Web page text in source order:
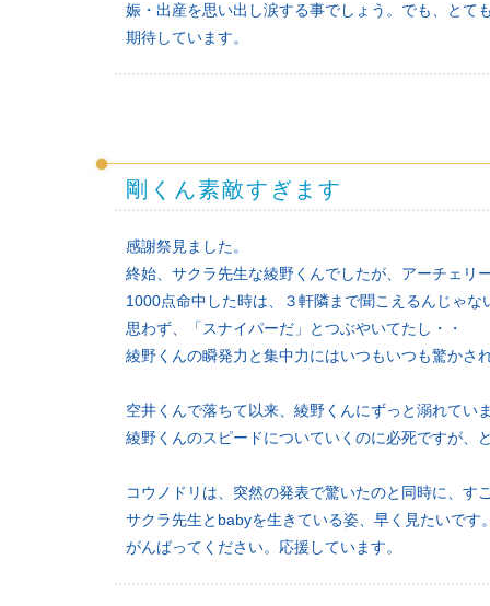
娠・出産を思い出し涙する事でしょう。でも、とて
期待しています。
剛くん素敵すぎます
感謝祭見ました。
終始、サクラ先生な綾野くんでしたが、アーチェリ
1000点命中した時は、３軒隣まで聞こえるんじゃ
思わず、「スナイパーだ」とつぶやいてたし・・
綾野くんの瞬発力と集中力にはいつもいつも驚かさ
空井くんで落ちて以来、綾野くんにずっと溺れてい
綾野くんのスピードについていくのに必死ですが、
コウノドリは、突然の発表で驚いたのと同時に、す
サクラ先生とbabyを生きている姿、早く見たいです
がんばってください。応援しています。